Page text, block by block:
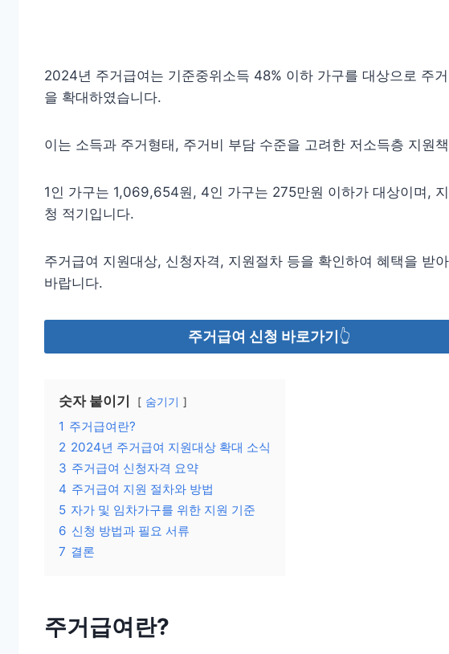
2024년 주거급여는 기준중위소득 48% 이하 가구를 대상으로 주
을 확대하였습니다.
이는 소득과 주거형태, 주거비 부담 수준을 고려한 저소득층 지원
1인 가구는 1,069,654원, 4인 가구는 275만원 이하가 대상이며,
청 적기입니다.
주거급여 지원대상, 신청자격, 지원절차 등을 확인하여 혜택을 받
바랍니다.
주거급여 신청 바로가기 👆
숫자 붙이기 숨기기
1 주거급여란?
2 2024년 주거급여 지원대상 확대 소식
3 주거급여 신청자격 요약
4 주거급여 지원 절차와 방법
5 자가 및 임차가구를 위한 지원 기준
6 신청 방법과 필요 서류
7 결론
주거급여란?